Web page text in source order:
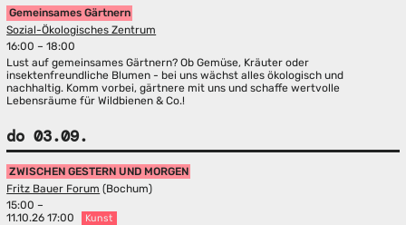
Gemeinsames Gärtnern
Sozial-Ökologisches Zentrum
16:00 – 18:00
Lust auf gemeinsames Gärtnern? Ob Gemüse, Kräuter oder
insektenfreundliche Blumen - bei uns wächst alles ökologisch und
nachhaltig. Komm vorbei, gärtnere mit uns und schaffe wertvolle
Lebensräume für Wildbienen & Co.!
do 03.09.
ZWISCHEN GESTERN UND MORGEN
Fritz Bauer Forum (Bochum)
15:00 –
11.10.26 17:00
Kunst